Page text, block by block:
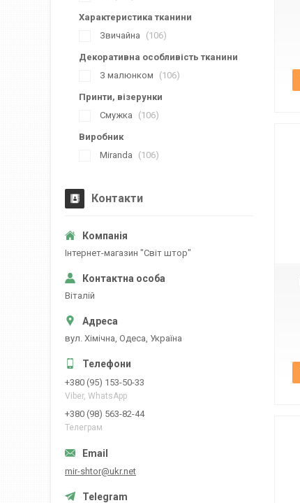
А-512
Характеристика тканини
Звичайна
106
Декоративна особливість тканини
З малюнком
106
Принти, візерунки
Смужка
106
Виробник
Miranda
106
Контакти
Iнтернет-магазин "Свiт штор"
Вiталiй
вул. Хiмiчна, Одеса, Україна
+380 (95) 153-50-33
Viber, WhatsApp
+380 (98) 563-82-44
Телеграм
mir-shtor@ukr.net